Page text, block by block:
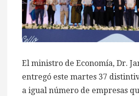
El ministro de Economía, Dr.
entregó este martes 37
a igual número de empresas